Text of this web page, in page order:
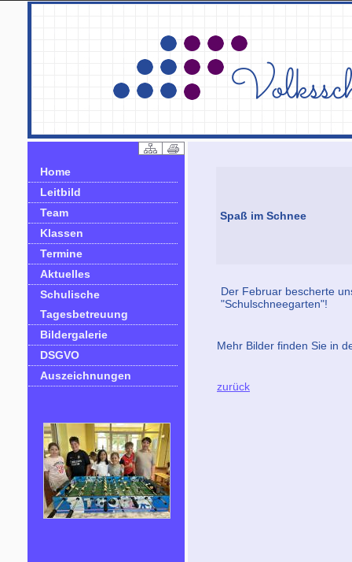
Home
Leitbild
Team
Klassen
Termine
Aktuelles
Schulische
Tagesbetreuung
Bildergalerie
DSGVO
Auszeichnungen
Spaß im Schnee
Der Februar bescherte
"Schulschneegarten"!
Mehr Bilder finden Sie in
zurück